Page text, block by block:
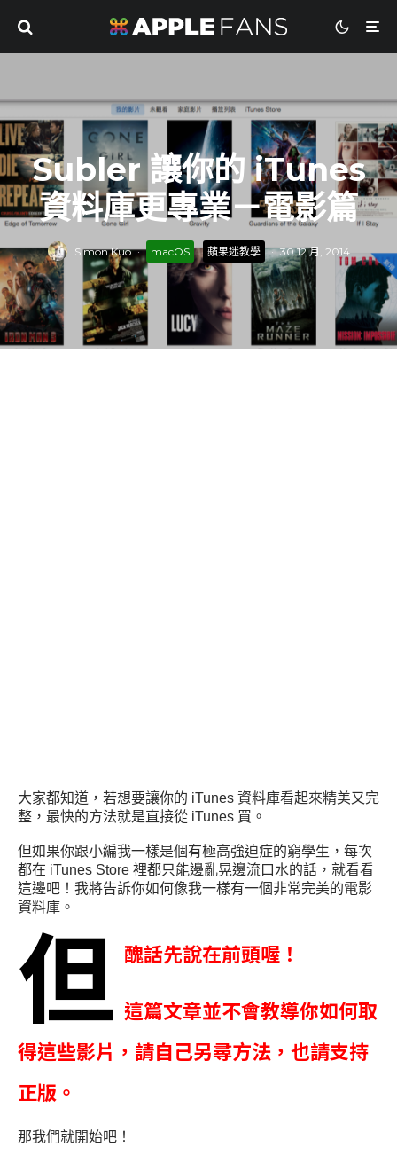
Subler 讓你的 iTunes
資料庫更專業－電影篇
Simon Kuo · macOS 蘋果迷教學 · 30 12 月, 2014
大家都知道，若想要讓你的 iTunes 資料庫看起來精美又完
整，最快的方法就是直接從 iTunes 買。
但如果你跟小編我一樣是個有極高強迫症的窮學生，每次
都在 iTunes Store 裡都只能邊亂晃邊流口水的話，就看看
這邊吧！我將告訴你如何像我一樣有一個非常完美的電影
資料庫。
但 醜話先說在前頭喔！
這篇文章並不會教導你如何取
得這些影片，請自己另尋方法，也請支持
正版。
那我們就開始吧！